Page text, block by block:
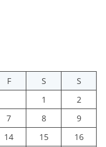
F S
S
1
2
7 8
9
14 15
16